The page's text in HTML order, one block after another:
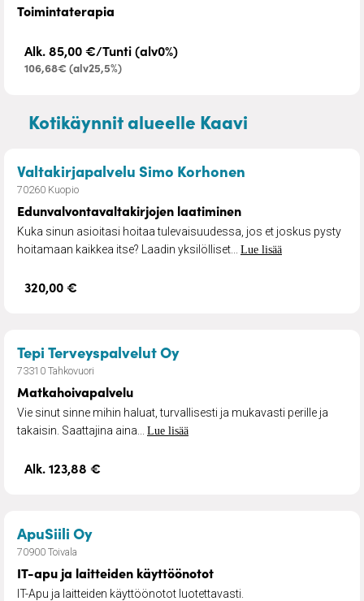
Toimintaterapia
Alk. 85,00 €/Tunti (alv0%)
106,68€ (alv25,5%)
Kotikäynnit alueelle Kaavi
Valtakirjapalvelu Simo Korhonen
70260 Kuopio
Edunvalvontavaltakirjojen laatiminen
Kuka sinun asioitasi hoitaa tulevaisuudessa, jos et joskus pysty
hoitamaan kaikkea itse? Laadin yksilölliset... Lue lisää
320,00 €
Tepi Terveyspalvelut Oy– Matkahoivapalvelu
73310 Tahkovuori
Matkahoivapalvelu
Vie sinut sinne mihin haluat, turvallisesti ja mukavasti perille ja
takaisin. Saattajina aina... Lue lisää
Alk. 123,88 €
ApuSiili Oy– IT-apu ja laitteiden käyttöönotot
70900 Toivala
IT-apu ja laitteiden käyttöönotot
IT-Apu ja laitteiden käyttöönotot luotettavasti.